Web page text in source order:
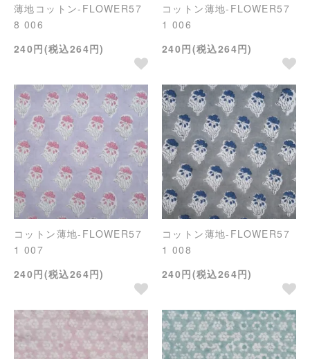
薄地コットン-FLOWER57
8 006
240円(税込264円)
コットン薄地-FLOWER57
1 006
240円(税込264円)
コットン薄地-FLOWER57
1 007
240円(税込264円)
コットン薄地-FLOWER57
1 008
240円(税込264円)